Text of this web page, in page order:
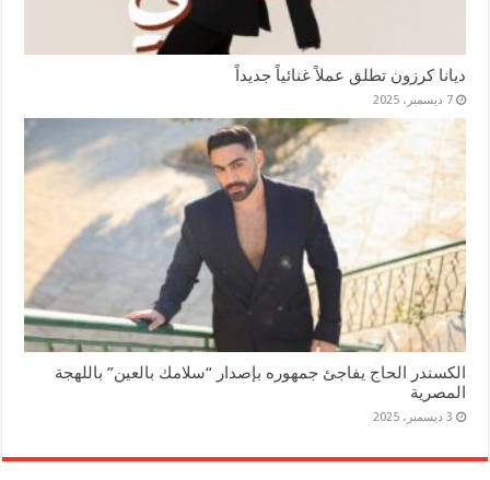
ديانا كرزون تطلق عملاً غنائياً جديداً
7 ديسمبر، 2025
الكسندر الحاج يفاجئ جمهوره بإصدار “سلامك بالعين” باللهجة
المصرية
3 ديسمبر، 2025